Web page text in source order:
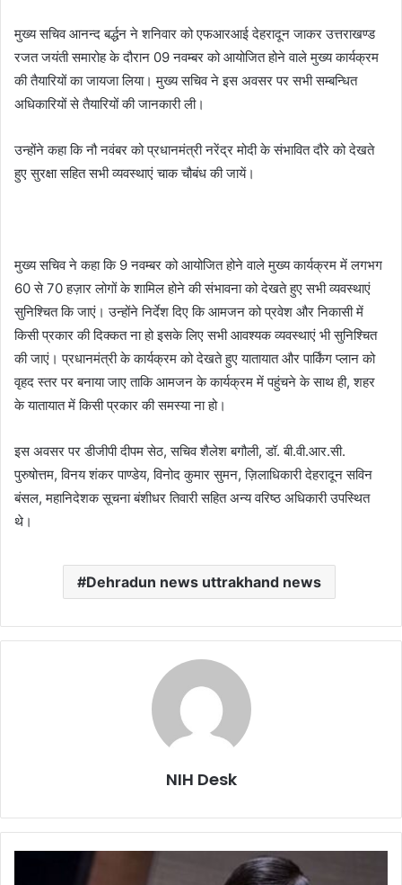
मुख्य सचिव आनन्द बर्द्धन ने शनिवार को एफआरआई देहरादून जाकर उत्तराखण्ड
रजत जयंती समारोह के दौरान 09 नवम्बर को आयोजित होने वाले मुख्य कार्यक्रम
की तैयारियों का जायजा लिया। मुख्य सचिव ने इस अवसर पर सभी सम्बन्धित
अधिकारियों से तैयारियों की जानकारी ली।
उन्होंने कहा कि नौ नवंबर को प्रधानमंत्री नरेंद्र मोदी के संभावित दौरे को देखते
हुए सुरक्षा सहित सभी व्यवस्थाएं चाक चौबंध की जायें।
मुख्य सचिव ने कहा कि 9 नवम्बर को आयोजित होने वाले मुख्य कार्यक्रम में लगभग
60 से 70 हज़ार लोगों के शामिल होने की संभावना को देखते हुए सभी व्यवस्थाएं
सुनिश्चित कि जाएं। उन्होंने निर्देश दिए कि आमजन को प्रवेश और निकासी में
किसी प्रकार की दिक्कत ना हो इसके लिए सभी आवश्यक व्यवस्थाएं भी सुनिश्चित
की जाएं। प्रधानमंत्री के कार्यक्रम को देखते हुए यातायात और पार्किंग प्लान को
वृहद स्तर पर बनाया जाए ताकि आमजन के कार्यक्रम में पहुंचने के साथ ही, शहर
के यातायात में किसी प्रकार की समस्या ना हो।
इस अवसर पर डीजीपी दीपम सेठ, सचिव शैलेश बगौली, डॉ. बी.वी.आर.सी.
पुरुषोत्तम, विनय शंकर पाण्डेय, विनोद कुमार सुमन, ज़िलाधिकारी देहरादून सविन
बंसल, महानिदेशक सूचना बंशीधर तिवारी सहित अन्य वरिष्ठ अधिकारी उपस्थित
थे।
Dehradun news uttrakhand news
NIH Desk